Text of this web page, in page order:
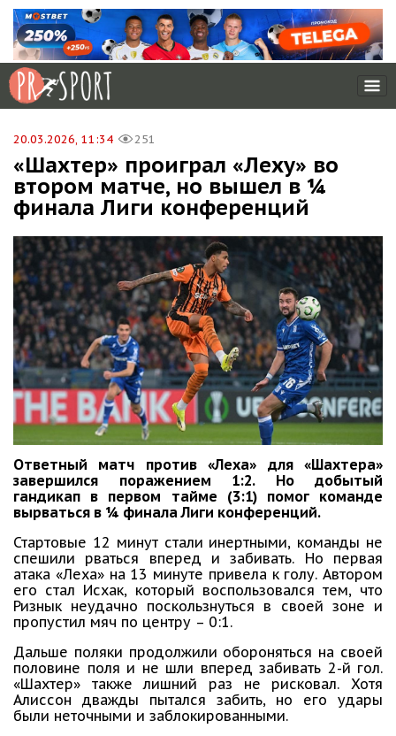
20.03.2026, 11:34 251
«Шахтер» проиграл «Леху» во
втором матче, но вышел в ¼
финала Лиги конференций
Ответный матч против «Леха» для «Шахтера»
завершился поражением 1:2. Но добытый
гандикап в первом тайме (3:1) помог команде
вырваться в ¼ финала Лиги конференций.
Стартовые 12 минут стали инертными, команды не
спешили рваться вперед и забивать. Но первая
атака «Леха» на 13 минуте привела к голу. Автором
его стал Исхак, который воспользовался тем, что
Ризнык неудачно поскользнуться в своей зоне и
пропустил мяч по центру – 0:1.
Дальше поляки продолжили обороняться на своей
половине поля и не шли вперед забивать 2-й гол.
«Шахтер» также лишний раз не рисковал. Хотя
Алиссон дважды пытался забить, но его удары
были неточными и заблокированными.